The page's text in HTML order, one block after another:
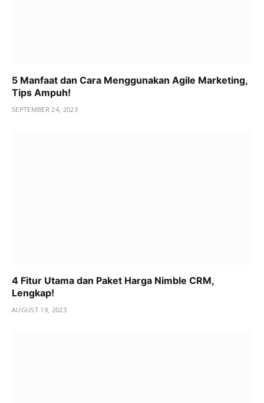
5 Manfaat dan Cara Menggunakan Agile Marketing,
Tips Ampuh!
SEPTEMBER 24, 2023
4 Fitur Utama dan Paket Harga Nimble CRM,
Lengkap!
AUGUST 19, 2023